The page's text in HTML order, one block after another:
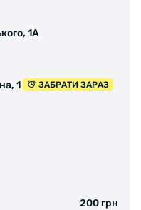
1А
1
ЗАБРАТИ ЗАРАЗ
200 грн